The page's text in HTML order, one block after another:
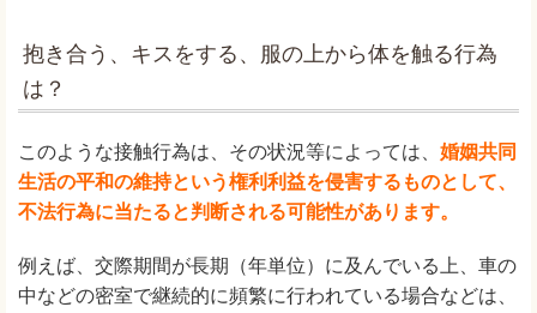
抱き合う、キスをする、服の上から体を触る行為
は？
このような接触行為は、その状況等によっては、 婚姻共同
生活の平和の維持という権利利益を侵害するものとして、
不法行為に当たると判断される可能性があります。
例えば、交際期間が長期（年単位）に及んでいる上、車の
中などの密室で継続的に頻繁に行われている場合などは、